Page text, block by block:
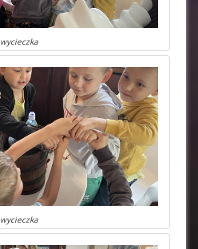
wycieczka
wycieczka